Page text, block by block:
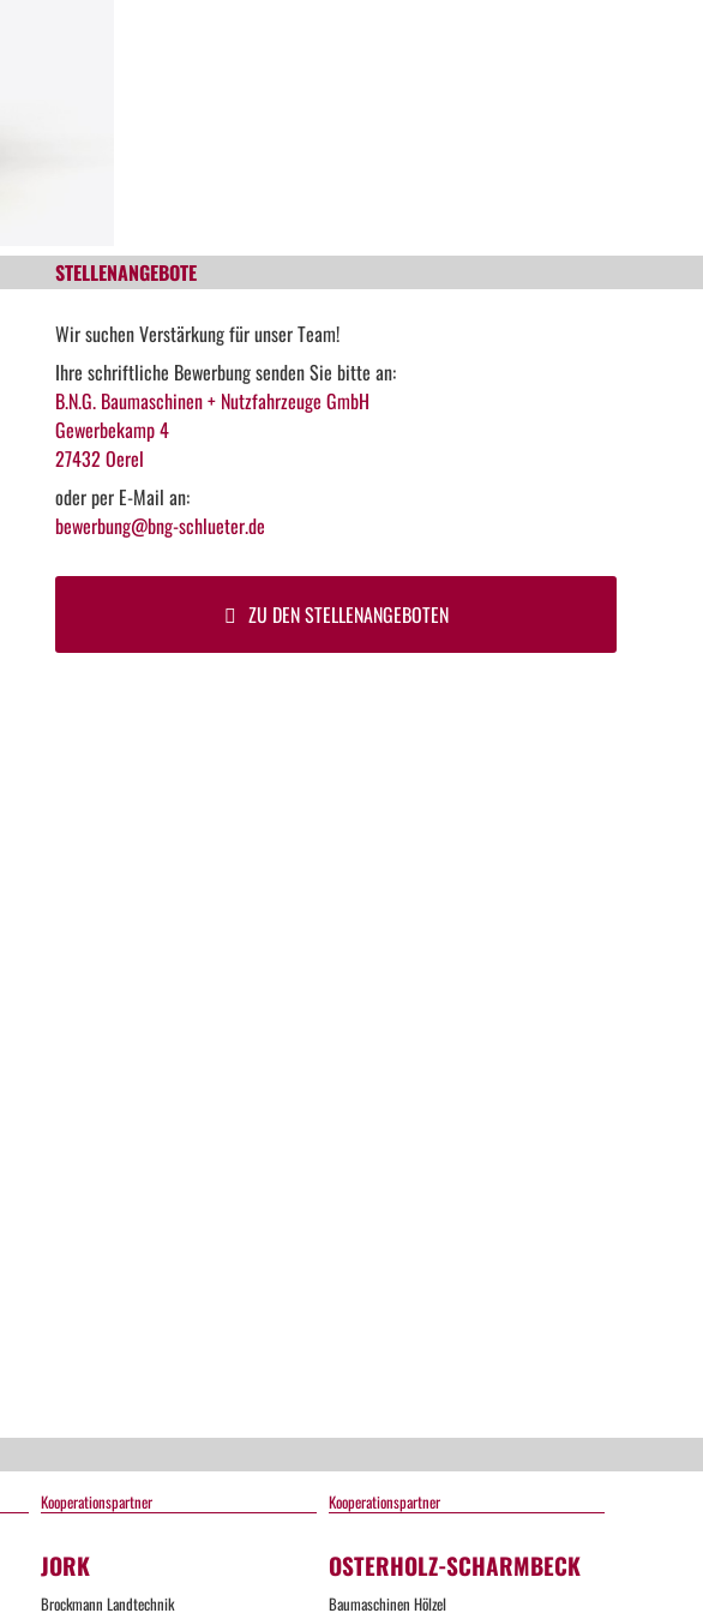
STELLENANGEBOTE
Wir suchen Verstärkung für unser Team!
Ihre schriftliche Bewerbung senden Sie bitte an:
B.N.G. Baumaschinen + Nutzfahrzeuge GmbH
Gewerbekamp 4
27432 Oerel
oder per E-Mail an:
bewerbung@bng-schlueter.de
ZU DEN STELLENANGEBOTEN
Kooperationspartner
JORK
Brockmann Landtechnik
Kooperationspartner
OSTERHOLZ-SCHARMBECK
Baumaschinen Hölzel
many
given
of time.
Too